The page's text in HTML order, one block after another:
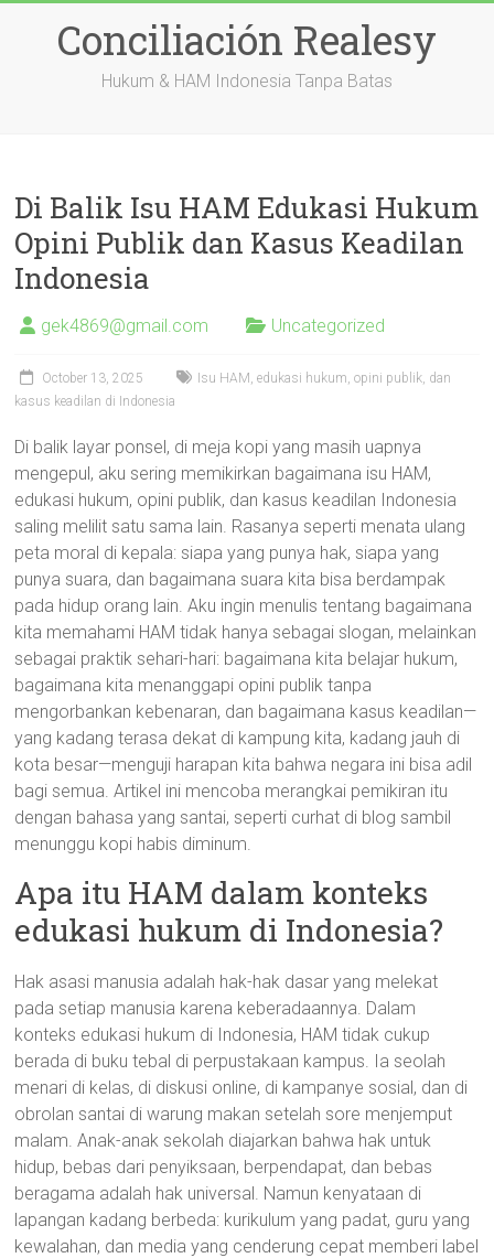
Conciliación Realesy
Hukum & HAM Indonesia Tanpa Batas
Di Balik Isu HAM Edukasi Hukum
Opini Publik dan Kasus Keadilan
Indonesia
gek4869@gmail.com Uncategorized
October 13, 2025
Isu HAM, edukasi hukum, opini publik, dan
kasus keadilan di Indonesia
Di balik layar ponsel, di meja kopi yang masih uapnya
mengepul, aku sering memikirkan bagaimana isu HAM,
edukasi hukum, opini publik, dan kasus keadilan Indonesia
saling melilit satu sama lain. Rasanya seperti menata ulang
peta moral di kepala: siapa yang punya hak, siapa yang
punya suara, dan bagaimana suara kita bisa berdampak
pada hidup orang lain. Aku ingin menulis tentang bagaimana
kita memahami HAM tidak hanya sebagai slogan, melainkan
sebagai praktik sehari-hari: bagaimana kita belajar hukum,
bagaimana kita menanggapi opini publik tanpa
mengorbankan kebenaran, dan bagaimana kasus keadilan—
yang kadang terasa dekat di kampung kita, kadang jauh di
kota besar—menguji harapan kita bahwa negara ini bisa adil
bagi semua. Artikel ini mencoba merangkai pemikiran itu
dengan bahasa yang santai, seperti curhat di blog sambil
menunggu kopi habis diminum.
Apa itu HAM dalam konteks
edukasi hukum di Indonesia?
Hak asasi manusia adalah hak-hak dasar yang melekat
pada setiap manusia karena keberadaannya. Dalam
konteks edukasi hukum di Indonesia, HAM tidak cukup
berada di buku tebal di perpustakaan kampus. Ia seolah
menari di kelas, di diskusi online, di kampanye sosial, dan di
obrolan santai di warung makan setelah sore menjemput
malam. Anak-anak sekolah diajarkan bahwa hak untuk
hidup, bebas dari penyiksaan, berpendapat, dan bebas
beragama adalah hak universal. Namun kenyataan di
lapangan kadang berbeda: kurikulum yang padat, guru yang
kewalahan, dan media yang cenderung cepat memberi label